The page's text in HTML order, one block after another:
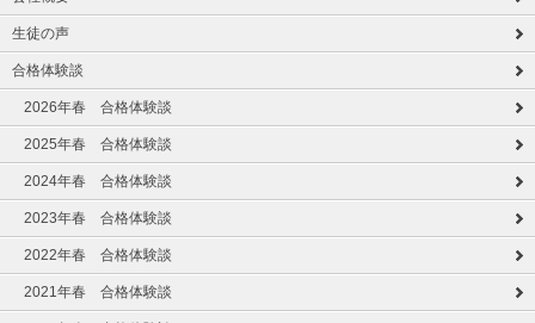
生徒の声
合格体験談
2026年春 合格体験談
2025年春 合格体験談
2024年春 合格体験談
2023年春 合格体験談
2022年春 合格体験談
2021年春 合格体験談